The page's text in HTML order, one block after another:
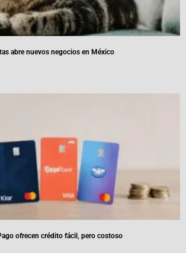
abre nuevos negocios en México
ofrecen crédito fácil, pero costoso